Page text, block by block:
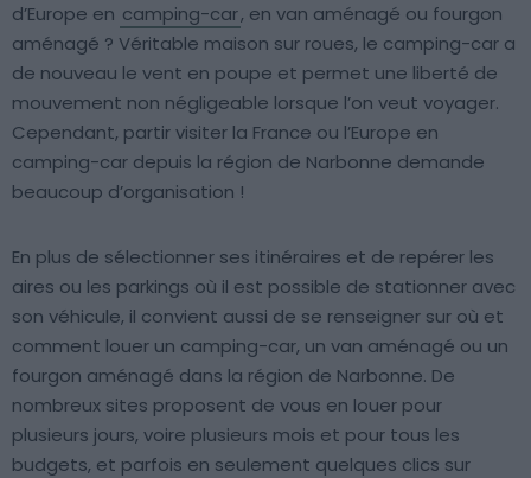
d’Europe en camping-car, en van aménagé ou fourgon
aménagé ? Véritable maison sur roues, le camping-car a
de nouveau le vent en poupe et permet une liberté de
mouvement non négligeable lorsque l’on veut voyager.
Cependant, partir visiter la France ou l’Europe en
camping-car depuis la région de Narbonne demande
beaucoup d’organisation !
En plus de sélectionner ses itinéraires et de repérer les
aires ou les parkings où il est possible de stationner avec
son véhicule, il convient aussi de se renseigner sur où et
comment louer un camping-car, un van aménagé ou un
fourgon aménagé dans la région de Narbonne. De
nombreux sites proposent de vous en louer pour
plusieurs jours, voire plusieurs mois et pour tous les
budgets, et parfois en seulement quelques clics sur